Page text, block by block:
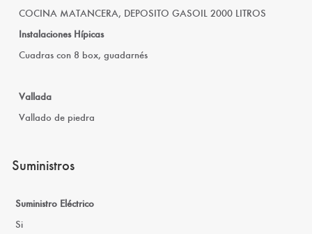
COCINA MATANCERA, DEPOSITO GASOIL 2000 LITROS
Instalaciones Hípicas
Cuadras con 8 box, guadarnés
Vallada
Vallado de piedra
Suministros
Suministro Eléctrico
Si